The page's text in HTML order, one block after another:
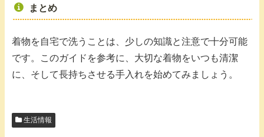
まとめ
着物を自宅で洗うことは、少しの知識と注意で十分可能
です。このガイドを参考に、大切な着物をいつも清潔
に、そして長持ちさせる手入れを始めてみましょう。
生活情報